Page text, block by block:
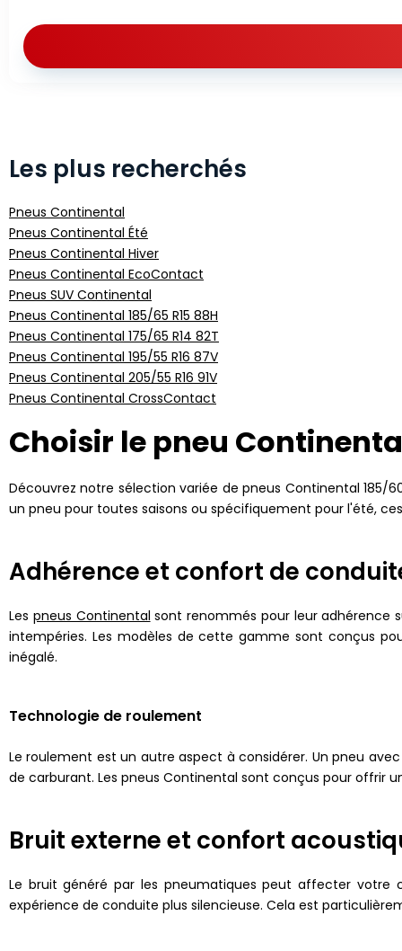
Les plus recherchés
Pneus Continental
Pneus Continental Été
Pneus Continental Hiver
Pneus Continental EcoContact
Pneus SUV Continental
Pneus Continental 185/65 R15 88H
Pneus Continental 175/65 R14 82T
Pneus Continental 195/55 R16 87V
Pneus Continental 205/55 R16 91V
Pneus Continental CrossContact
Choisir le pneu
Découvrez notre sélection variée de pneus Continental 185/
un pneu pour toutes saisons ou spécifiquement pour l'été,
Adhérence et confort de
Les pneus Continental sont renommés pour leur adhérence
intempéries. Les modèles de cette gamme sont conçus
inégalé.
Technologie de roulement
Le roulement est un autre aspect à considérer. Un pneu
de carburant. Les pneus Continental sont conçus pour offrir
Bruit externe et confort
Le bruit généré par les pneumatiques peut affecter votre
expérience de conduite plus silencieuse. Cela est